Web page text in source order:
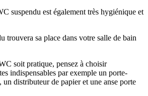
suspendu est également très hygiénique et
trouvera sa place dans votre salle de bain
soit pratique, pensez à choisir
indispensables par exemple un porte-
un distributeur de papier et une anse porte